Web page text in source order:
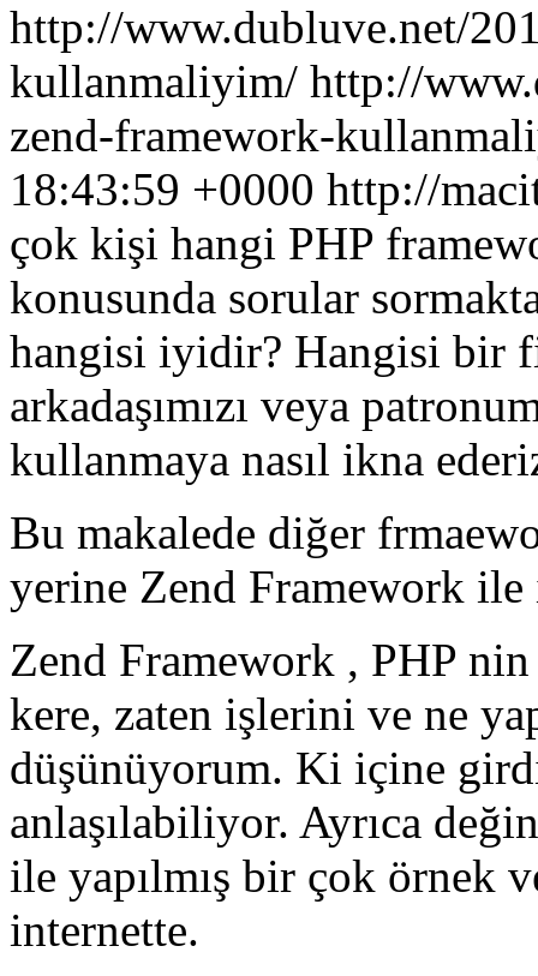
http://www.dubluve.net/
kullanmaliyim/ http://
zend-framework-
18:43:59 +0000 http://
çok kişi hangi PHP
konusunda sorular
hangisi iyidir? Hangisi bir
arkadaşımızı veya
kullanmaya nasıl ikna
Bu makalede diğer
yerine Zend Framework
Zend Framework , PHP
kere, zaten işlerini ve ne
düşünüyorum. Ki içine
anlaşılabiliyor. Ayrıca
ile yapılmış bir çok örnek
internette.